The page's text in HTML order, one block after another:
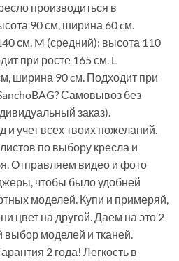
производиться в
90 см, ширина 60 cм.
см. M (средний): высота 110
при росте 165 см. L
ширина 90 cм. Подходит при
Самовывоз без
заказ).
учет всех твоих пожеланий.
по выбору кресла и
Отправляем видео и фото
чтобы было удобней
моделей. Купи и примеряй,
цвет на другой. Даем на это 2
моделей и тканей.
2 года! Легкость в